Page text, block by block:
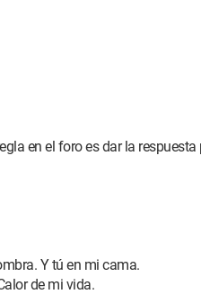
en el foro es dar la respuesta
Y tú en mi cama.
de mi vida.